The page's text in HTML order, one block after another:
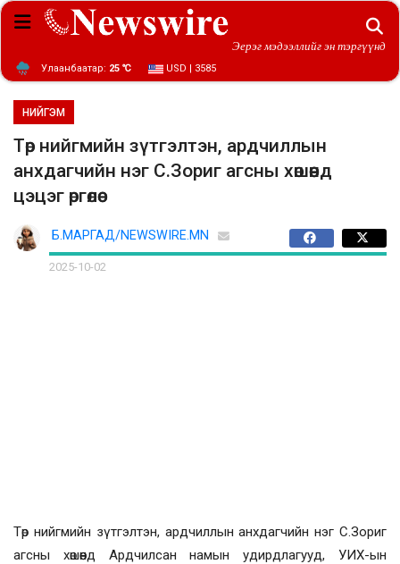
Эерэг мэдээллийг эн тэргүүнд
Улаанбаатар: 25 ℃ USD | 3585
НИЙГЭМ
Төр нийгмийн зүтгэлтэн, ардчиллын
анхдагчийн нэг С.Зориг агсны хөшөөнд
цэцэг өргөлөө
Б.МАРГАД/NEWSWIRE.MN
2025-10-02
Төр нийгмийн зүтгэлтэн, ардчиллын анхдагчийн нэг С.Зориг
агсны хөшөөнд Ардчилсан намын удирдлагууд, УИХ-ын